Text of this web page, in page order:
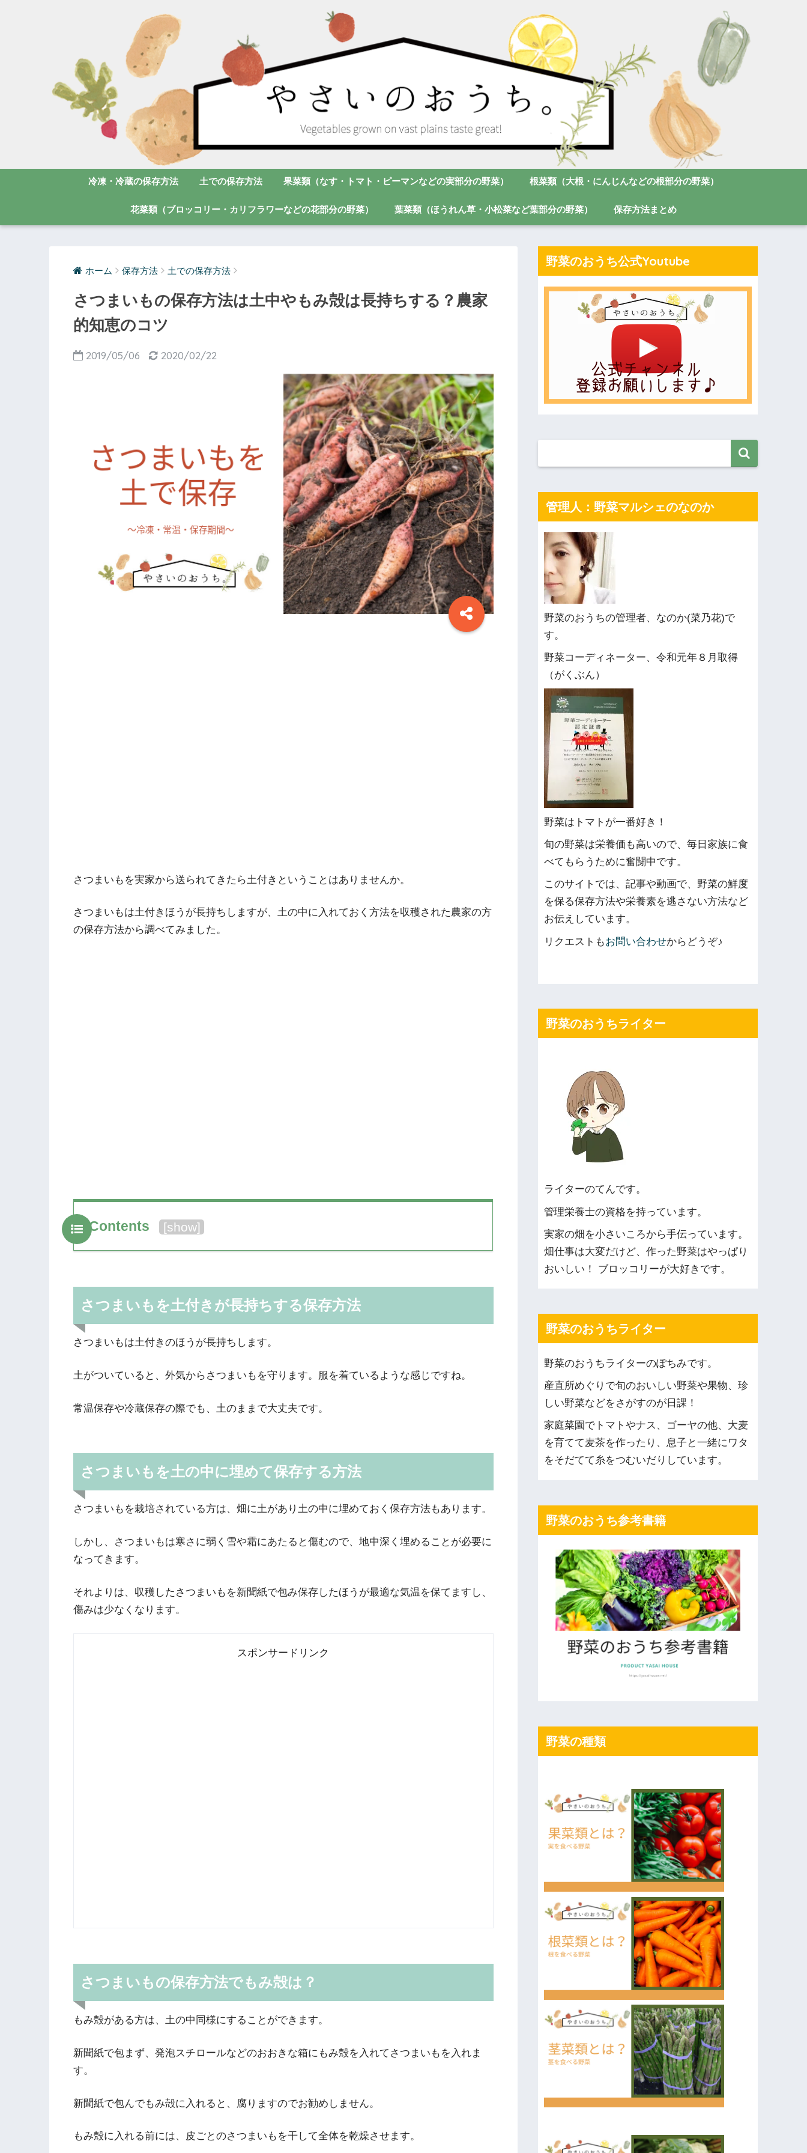
冷凍・冷蔵の保存方法 土での保存方法 果菜類（なす・トマト・ピーマンなどの実部分の野菜） 根菜類（大根・にんじんなどの根部分の野菜）
花菜類（ブロッコリー・カリフラワーなどの花部分の野菜） 葉菜類（ほうれん草・小松菜など葉部分の野菜） 保存方法まとめ
ホーム 保存方法 土での保存方法
さつまいもの保存方法は土中やもみ殻は長持ちする？農家
的知恵のコツ
2019/05/06 2020/02/22
さつまいもを実家から送られてきたら土付きということはありませんか。
さつまいもは土付きほうが長持ちしますが、土の中に入れておく方法を収穫された農家の方
の保存方法から調べてみました。
Contents [show]
さつまいもを土付きが長持ちする保存方法
さつまいもは土付きのほうが長持ちします。
土がついていると、外気からさつまいもを守ります。服を着ているような感じですね。
常温保存や冷蔵保存の際でも、土のままで大丈夫です。
さつまいもを土の中に埋めて保存する方法
さつまいもを栽培されている方は、畑に土があり土の中に埋めておく保存方法もあります。
しかし、さつまいもは寒さに弱く雪や霜にあたると傷むので、地中深く埋めることが必要に
なってきます。
それよりは、収穫したさつまいもを新聞紙で包み保存したほうが最適な気温を保てますし、
傷みは少なくなります。
さつまいもの保存方法でもみ殻は？
もみ殻がある方は、土の中同様にすることができます。
新聞紙で包まず、発泡スチロールなどのおおきな箱にもみ殻を入れてさつまいもを入れま
す。
新聞紙で包んでもみ殻に入れると、腐りますのでお勧めしません。
もみ殻に入れる前には、皮ごとのさつまいもを干して全体を乾燥させます。
野菜のおうち公式Youtube
管理人：野菜マルシェのなのか
野菜のおうちの管理者、なのか(菜乃花)で
す。
野菜コーディネーター、令和元年８月取得
（がくぶん）
野菜はトマトが一番好き！
旬の野菜は栄養価も高いので、毎日家族に食
べてもらうために奮闘中です。
このサイトでは、記事や動画で、野菜の鮮度
を保る保存方法や栄養素を逃さない方法など
お伝えしています。
リクエストもお問い合わせからどうぞ♪
野菜のおうちライター
ライターのてんです。
管理栄養士の資格を持っています。
実家の畑を小さいころから手伝っています。
畑仕事は大変だけど、作った野菜はやっぱり
おいしい！ ブロッコリーが大好きです。
野菜のおうちライター
野菜のおうちライターのぽちみです。
産直所めぐりで旬のおいしい野菜や果物、珍
しい野菜などをさがすのが日課！
家庭菜園でトマトやナス、ゴーヤの他、大麦
を育てて麦茶を作ったり、息子と一緒にワタ
をそだてて糸をつむいだりしています。
野菜のおうち参考書籍
野菜の種類